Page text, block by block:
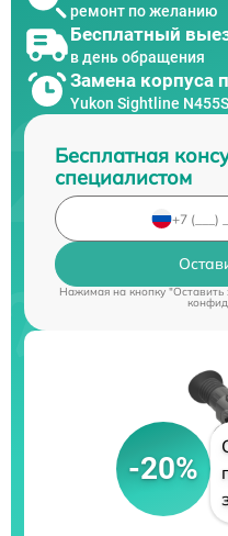
ремонт по желанию
Бесплатный
в день обращения
Замена корпуса
Yukon Sightline
Бесплатная
специалистом
Нажимая на кнопку
-20%